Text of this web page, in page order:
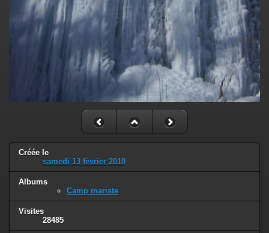
Créée le
samedi 13 février 2010
Albums
Camp mariste
Visites
28485